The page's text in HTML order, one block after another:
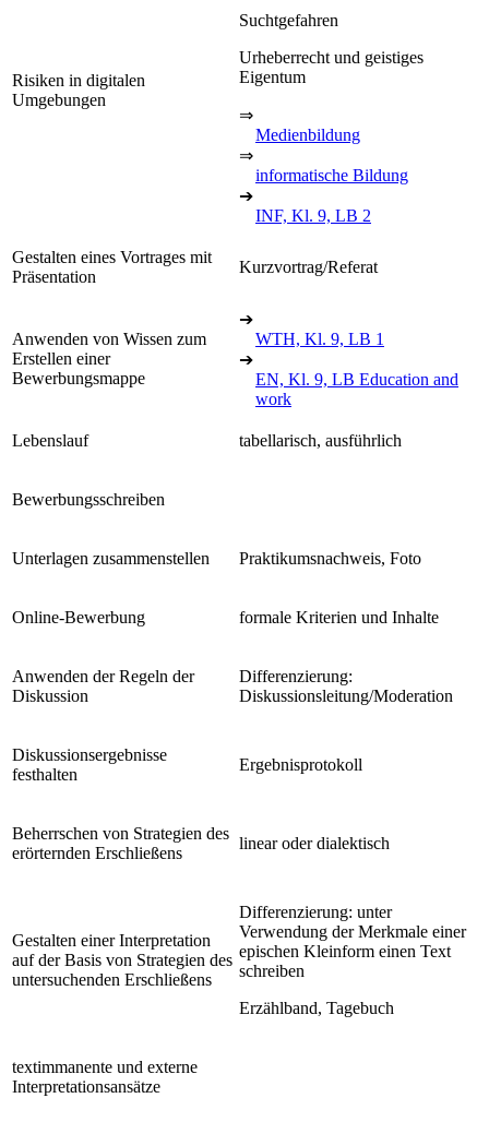
Risiken in digitalen
Umgebungen
Suchtgefahren
Urheberrecht und geistiges
Eigentum
⇒
Medienbildung
⇒
informatische Bildung
➔
INF, Kl. 9, LB 2
Gestalten eines Vortrages mit
Präsentation
Kurzvortrag/Referat
Anwenden von Wissen zum
Erstellen einer
Bewerbungsmappe
➔
WTH, Kl. 9, LB 1
➔
EN, Kl. 9, LB Education and
work
Lebenslauf tabellarisch, ausführlich
Bewerbungsschreiben
Unterlagen zusammenstellen Praktikumsnachweis, Foto
Online-Bewerbung formale Kriterien und Inhalte
Anwenden der Regeln der
Diskussion
Differenzierung:
Diskussionsleitung/Moderation
Diskussionsergebnisse
festhalten
Ergebnisprotokoll
Beherrschen von Strategien des
erörternden Erschließens
linear oder dialektisch
Gestalten einer Interpretation
auf der Basis von Strategien des
untersuchenden Erschließens
Differenzierung: unter
Verwendung der Merkmale einer
epischen Kleinform einen Text
schreiben
Erzählband, Tagebuch
textimmanente und externe
Interpretationsansätze